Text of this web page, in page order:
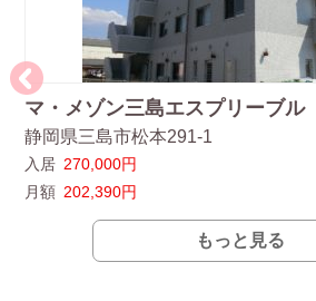
マ・メゾン三島エスプリーブル
静岡県三島市松本291-1
入居 270,000円
月額 202,390円
もっと見る